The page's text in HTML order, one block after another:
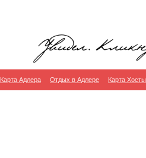
Карта Адлера Отдых в Адлере Карта Хосты